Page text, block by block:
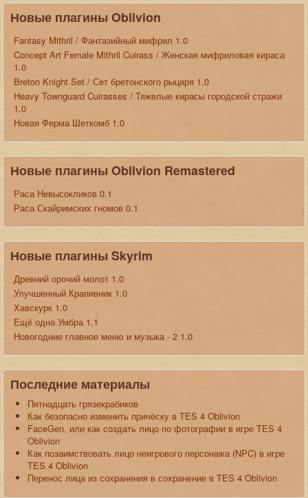
Новые плагины Oblivion
Fantasy Mithril / Фантазийный мифрил 1.0
Concept Art Female Mithril Cuirass / Женская мифриловая кираса
1.0
Breton Knight Set / Сет бретонского рыцаря 1.0
Heavy Townguard Cuirasses / Тяжелые кирасы городской стражи
1.0
Новая Ферма Шеткомб 1.0
Новые плагины Oblivion Remastered
Раса Невысокликов 0.1
Раса Скайримских гномов 0.1
Новые плагины Skyrim
Древний орочий молот 1.0
Улучшенный Крапивник 1.0
Хавскурк 1.0
Ещё одна Умбра 1.1
Новогодние главное меню и музыка - 2 1.0
Последние материалы
Пятнадцать грязекрабиков
Как безопасно изменить причёску в TES 4 Oblivion
FaceGen, или как создать лицо по фотографии в игре TES 4
Oblivion
Как позаимствовать лицо неигрового персонажа (NPC) в игре
TES 4 Oblivion
Перенос лица из сохранения в сохранение в TES 4 Oblivion